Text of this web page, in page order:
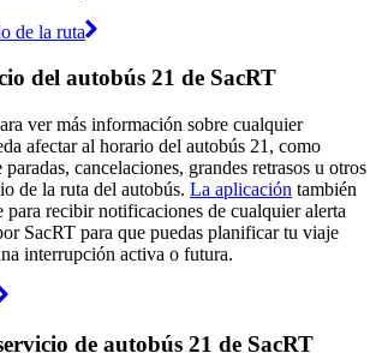
de la ruta
del autobús 21 de SacRT
ver más información sobre cualquier
afectar al horario del autobús 21, como
cancelaciones, grandes retrasos u otros
de la ruta del autobús. La aplicación también
para recibir notificaciones de cualquier alerta
SacRT para que puedas planificar tu viaje
interrupción activa o futura.
de autobús 21 de SacRT